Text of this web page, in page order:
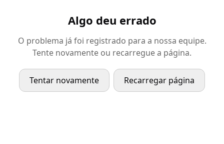
Algo deu errado
O problema já foi registrado para a nossa equipe.
Tente novamente ou recarregue a página.
Tentar novamente Recarregar página